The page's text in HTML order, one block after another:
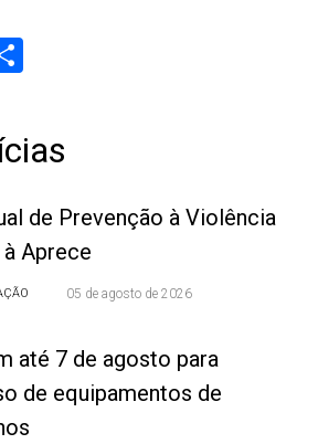
de Prevenção à Violência
Aprece
05 de agosto de 2026
até 7 de agosto para
de equipamentos de